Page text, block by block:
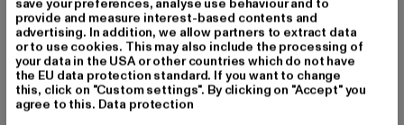
er E-Mail!
An welchen Produkten bist du interessiert?
MÄNNER
FRAUEN
save your preferences, analyse use behaviour and to
provide and measure interest-based contents and
advertising. In addition, we allow partners to extract data
or to use cookies. This may also include the processing of
your data in the USA or other countries which do not have
the EU data protection standard. If you want to change
this, click on "Custom settings". By clicking on "Accept" you
agree to this. Data protection